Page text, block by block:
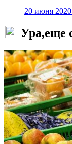
20 июня 2020
Ура,еще